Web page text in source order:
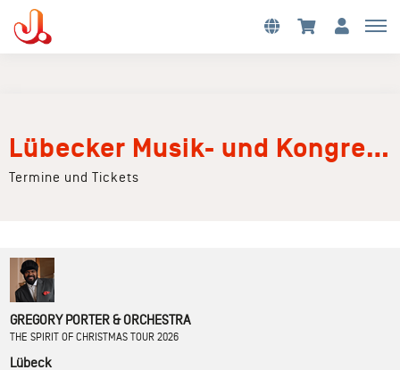
Lübecker Musik- und Kongreßhallen GmbH
Termine und Tickets
GREGORY PORTER & ORCHESTRA
THE SPIRIT OF CHRISTMAS TOUR 2026
Lübeck